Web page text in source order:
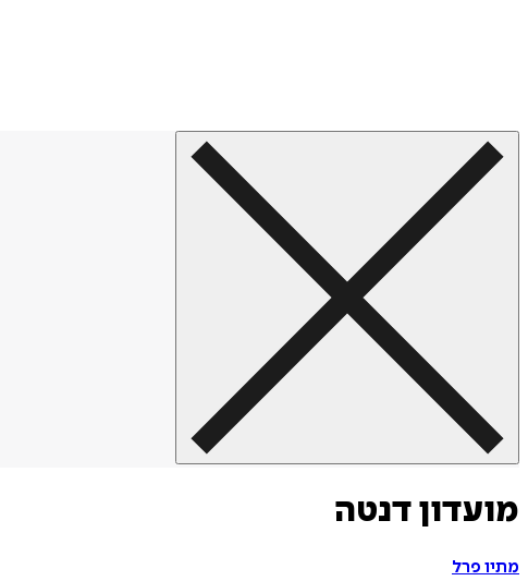
מועדון דנטה
מתיו פרל